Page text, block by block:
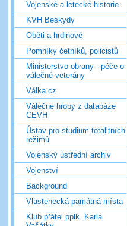
Vojenské a letecké historie
KVH Beskydy
Oběti a hrdinové
Pomníky četníků, policistů
Ministerstvo obrany - péče o
válečné veterány
Válka.cz
Válečné hroby z databáze
CEVH
Ústav pro studium totalitních
režimů
Vojenský ústřední archiv
Vojenství
Background
Vlastenecká památná místa
Klub přátel pplk. Karla